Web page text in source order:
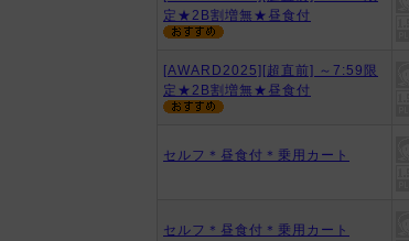
定★2B割増無★昼食付
[AWARD2025][超直前] ～7:59限
定★2B割増無★昼食付
セルフ＊昼食付＊乗用カート
セルフ＊昼食付＊乗用カート